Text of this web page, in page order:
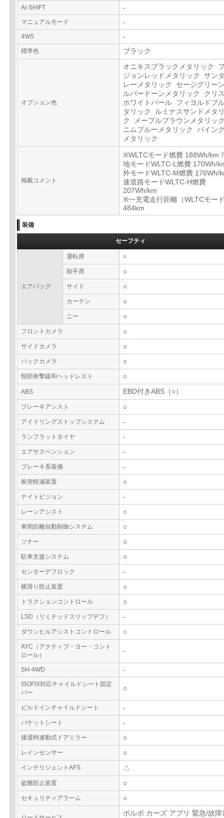
AI-SHIFT -
マニュアルモード -
4WS -
標準色 ブラック
オプション色
オニキスブラックメタリック
ジョンレッドメタリック サン
レーメタリック セージグリー
ルバードーンメタリック クリ
ホワイトパール フィヨルドブ
タリック ルミナスサンドメタ
ク メープルブラウンメタリッ
ニムブルーメタリック パイン
メタリック
掲載コメント
※WLTCモード燃費 188Wh/km
地モードWLTC-L燃費 170Wh/
外モードWLTC-M燃費 176Wh/
速道路モードWLTC-H燃費
207Wh/km
※一充電走行距離（WLTCモー
484km
装備
セーフティ
エアバッグ
運転席 ○
助手席 ○
サイド ○
カーテン ○
ニー ○
フロントカメラ ○
サイドカメラ ○
バックカメラ ○
頸部衝撃緩和ヘッドレスト ○
ABS EBD付きABS（○）
ブレーキアシスト ○
アイドリングストップシステム -
ランフラットタイヤ -
エアサスペンション -
ブレーキ系装備 -
衝突軽減装置 ○
ナイトビジョン -
レーンアシスト ○
車間距離自動制御システム ○
ソナー ○
駐車支援システム ○
センターデフロック -
横滑り防止装置 ○
トラクションコントロール ○
LSD（リミテッドスリップデフ） -
ダウンヒルアシストコントロール ○
AYC（アクティブ・ヨー・コント
ロール）
-
SH-4WD -
ISOFIX対応チャイルドシート固定
バー
○
ビルドインチャイルドシート -
バケットシート -
後退時連動式ドアミラー ○
レインセンサー ○
インテリジェントAFS △
盗難防止装置 ○
セキュリティアラーム ○
ボルボ カーズ アプリ 緊急/故障